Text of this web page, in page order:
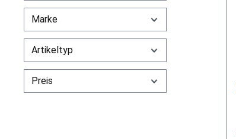
Marke
Artikeltyp
Preis